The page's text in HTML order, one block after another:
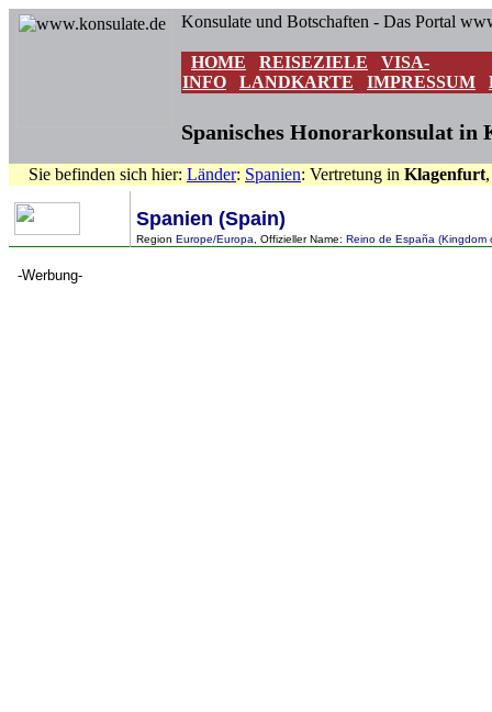
Konsulate und Botschaften - Das Portal
HOME REISEZIELE
VISA-
INFO
LANDKARTE IMPRESSUM
Spanisches Honorarkonsulat
Sie befinden sich hier: Länder: Spanien: Vertretung in Klagenfurt
Spanien (Spain)
Region Europe/Europa , Offizieller Name: Reino de España (Kingdom
-Werbung-